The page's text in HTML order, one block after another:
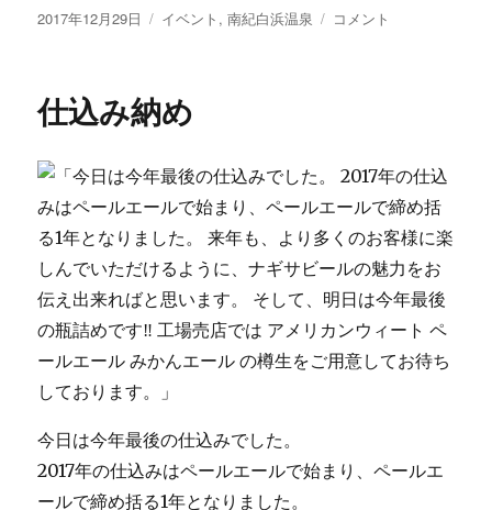
投
2017年12月29日
カ
ー
イベント ,南紀白浜温泉
カ
花
火
コメント
仕込み納め
今日は今年最後の仕込みでした。
2017年の仕込みはペールエールで始まり、ペールエ
ールで締め括る1年となりました。